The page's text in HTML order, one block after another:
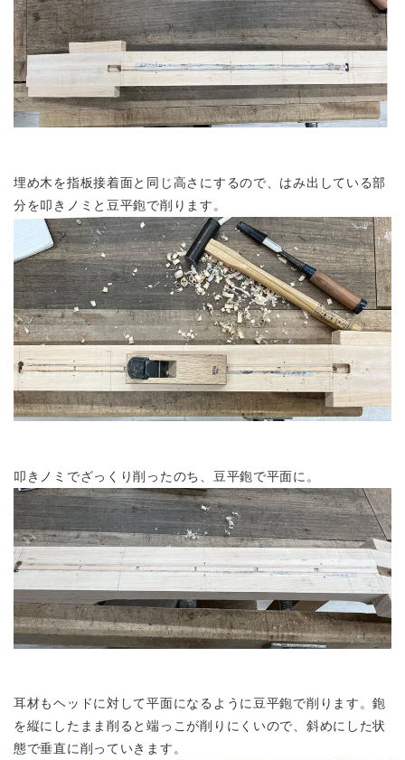
埋め木を指板接着面と同じ高さにするので、はみ出している部
分を叩きノミと豆平鉋で削ります。
叩きノミでざっくり削ったのち、豆平鉋で平面に。
耳材もヘッドに対して平面になるように豆平鉋で削ります。鉋
を縦にしたまま削ると端っこが削りにくいので、斜めにした状
態で垂直に削っていきます。